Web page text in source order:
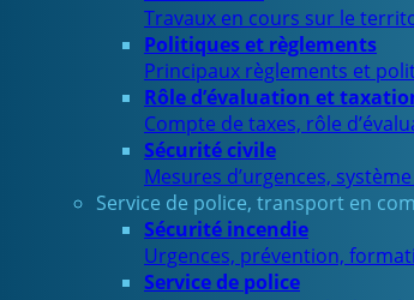
Travaux en cours sur le
Politiques et règlements
Principaux règlements et
Rôle d’évaluation et
Compte de taxes, rôle
Sécurité civile
Mesures d’urgences,
Service de police, transport en
Sécurité incendie
Urgences, prévention,
Service de police